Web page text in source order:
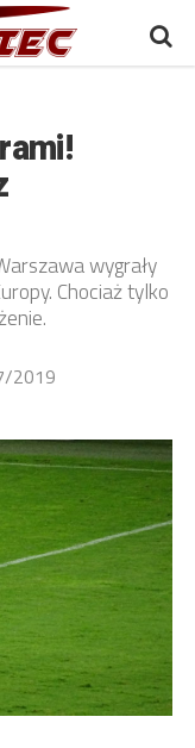
wygrały
Chociaż tylko
2019